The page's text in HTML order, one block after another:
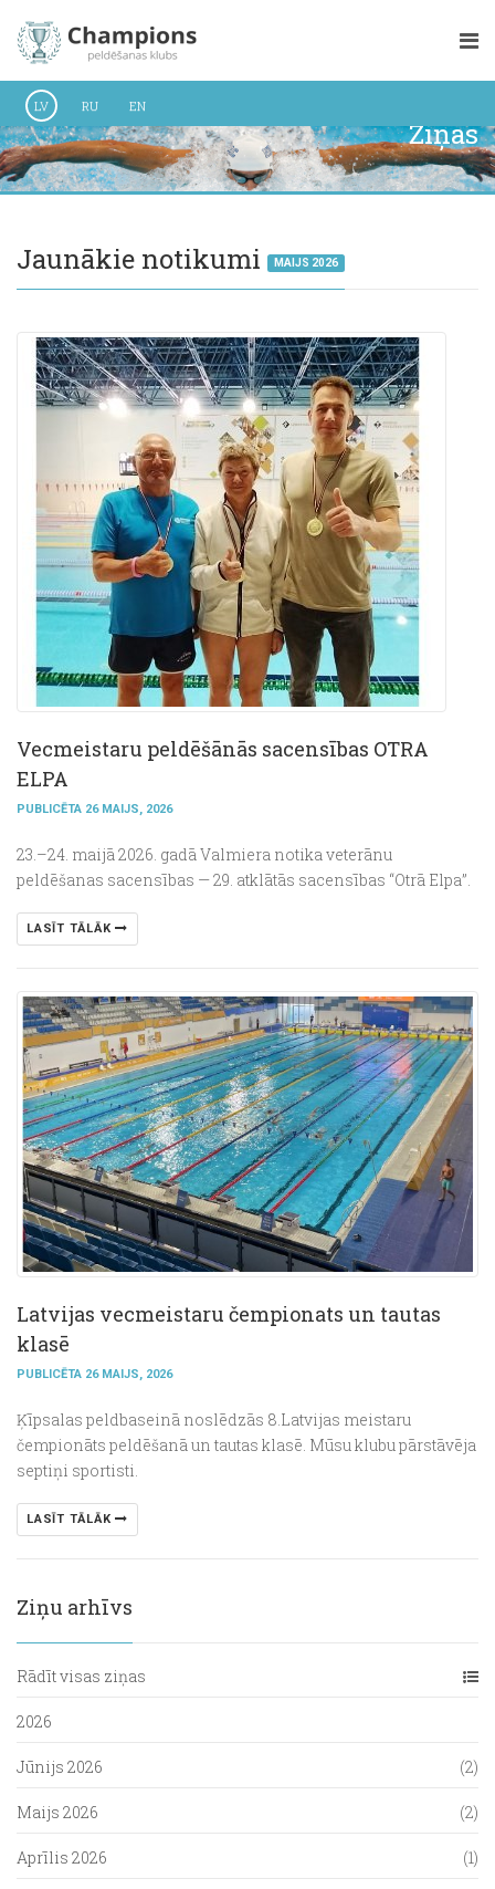
LV RU EN
Ziņas
Jaunākie notikumi MAIJS 2026
Vecmeistaru peldēšānās sacensības OTRA
ELPA
PUBLICĒTA 26 MAIJS, 2026
23.–24. maijā 2026. gadā Valmiera notika veterānu
peldēšanas sacensības — 29. atklātās sacensības “Otrā Elpa”.
LASĪT TĀLĀK
Latvijas vecmeistaru čempionats un tautas
klasē
PUBLICĒTA 26 MAIJS, 2026
Ķīpsalas peldbaseinā noslēdzās 8.Latvijas meistaru
čempionāts peldēšanā un tautas klasē. Mūsu klubu pārstāvēja
septiņi sportisti.
LASĪT TĀLĀK
Ziņu arhīvs
Rādīt visas ziņas
2026
Jūnijs 2026 (2)
Maijs 2026 (2)
Aprīlis 2026 (1)